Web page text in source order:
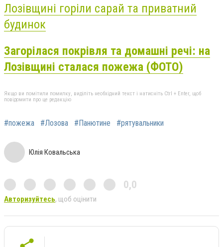
Лозівщині горіли сарай та приватний
будинок
Загорілася покрівля та домашні речі: на
Лозівщині сталася пожежа (ФОТО)
Якщо ви помітили помилку, виділіть необхідний текст і натисніть Ctrl + Enter, щоб
повідомити про це редакцію
#пожежа #Лозова #Панютине #рятувальники
Юлія Ковальська
0,0
Авторизуйтесь, щоб оцінити